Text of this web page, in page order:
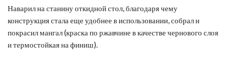
Наварил на станину откидной стол, благодаря чему
конструкция стала еще удобнее в использовании, собрал и
покрасил мангал (краска по ржавчине в качестве чернового слоя
и термостойкая на финиш).